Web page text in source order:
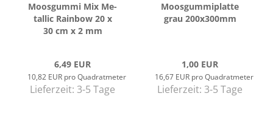
Moos­gum­mi Mix Me­
tal­lic Rain­bow 20 x
30 cm x 2 mm
6,49 EUR
10,82 EUR pro Quadratmeter
Lieferzeit: 3-5 Tage
Moos­gum­mi­plat­te
grau 200x300mm
1,00 EUR
16,67 EUR pro Quadratmeter
Lieferzeit: 3-5 Tage